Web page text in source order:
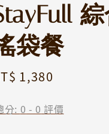
袋餐
1,380
分: 0 - 0 評價